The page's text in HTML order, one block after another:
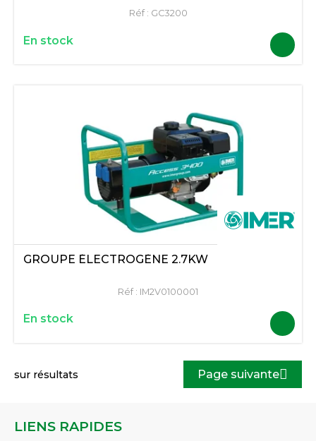
Réf : GC3200
En stock
GROUPE ÉLECTROGÈNE 2.7KW
Réf : IM2V0100001
En stock
sur résultats Page suivante
LIENS RAPIDES